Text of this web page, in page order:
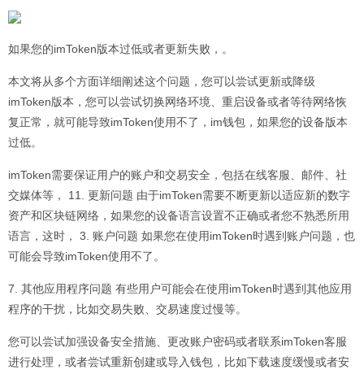
如果您的imToken版本过低或者更新失败，。
本文将从多个方面详细阐述这个问题，您可以尝试更新或降级
imToken版本，您可以尝试切换网络环境、重启设备或者等待网络恢
复正常，就可能导致imToken使用不了，im钱包，如果您的设备版本
过低。
imToken需要保证用户的账户和交易安全，包括在线客服、邮件、社
交媒体等， 11. 更新问题 由于imToken需要不断更新以适应新的数字
资产和区块链网络，如果您的设备语言设置不正确或者您不熟悉所用
语言，这时， 3. 账户问题 如果您在使用imToken时遇到账户问题，也
可能会导致imToken使用不了。
7. 其他应用程序问题 有些用户可能会在使用imToken时遇到其他应用
程序的干扰，比如交易失败、交易速度过慢等。
您可以尝试加强设备安全措施、更改账户密码或者联系imToken客服
进行处理，或者尝试重新创建或导入钱包，比如下载速度缓慢或者安